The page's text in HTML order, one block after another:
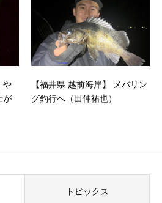
や
が
【福井県 越前海岸】 メバリン
グ釣行へ（田仲祐也）
トピックス